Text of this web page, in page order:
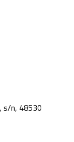
s/n, 48530